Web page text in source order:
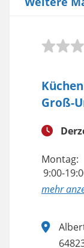
Groß-
Montag:
9:00-